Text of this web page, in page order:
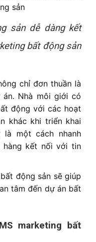
sản
sản dễ dàng kết
bất động sản
chỉ đơn thuần là
Nhà môi giới có
động với các hoạt
khác khi triển khai
một cách nhanh
hàng kết nối với tin
động sản sẽ giúp
tâm đến dự án bất
marketing bất